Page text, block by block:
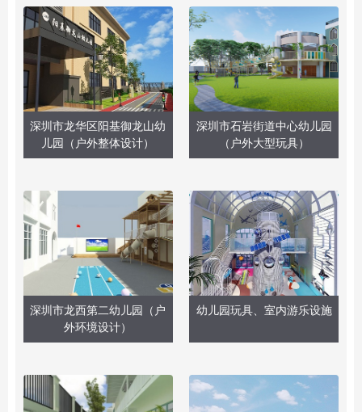
深圳市龙华区阳基御龙山幼
儿园（户外整体设计）
深圳市石岩街道中心幼儿园
（户外大型玩具）
深圳市龙西第二幼儿园（户
外环境设计）
幼儿园玩具、室内游乐设施